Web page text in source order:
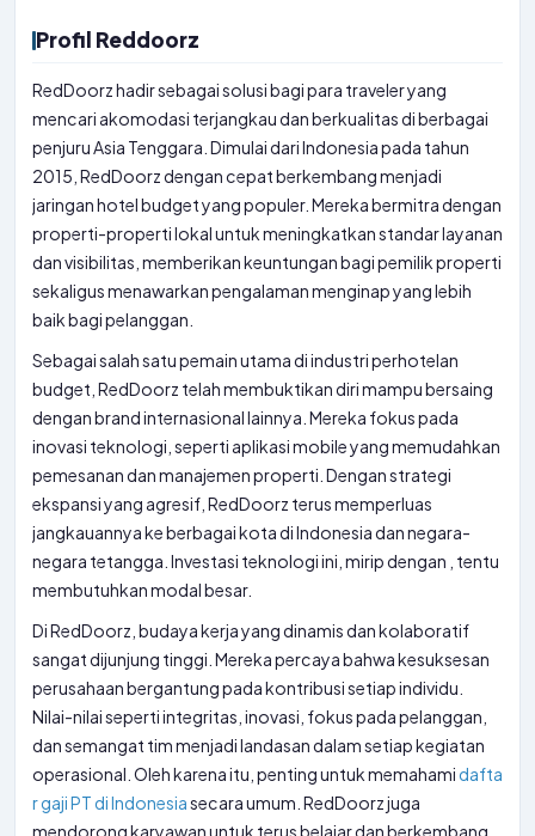
Profil Reddoorz
RedDoorz hadir sebagai solusi bagi para traveler yang
mencari akomodasi terjangkau dan berkualitas di berbagai
penjuru Asia Tenggara. Dimulai dari Indonesia pada tahun
2015, RedDoorz dengan cepat berkembang menjadi
jaringan hotel budget yang populer. Mereka bermitra dengan
properti-properti lokal untuk meningkatkan standar layanan
dan visibilitas, memberikan keuntungan bagi pemilik properti
sekaligus menawarkan pengalaman menginap yang lebih
baik bagi pelanggan.
Sebagai salah satu pemain utama di industri perhotelan
budget, RedDoorz telah membuktikan diri mampu bersaing
dengan brand internasional lainnya. Mereka fokus pada
inovasi teknologi, seperti aplikasi mobile yang memudahkan
pemesanan dan manajemen properti. Dengan strategi
ekspansi yang agresif, RedDoorz terus memperluas
jangkauannya ke berbagai kota di Indonesia dan negara-
negara tetangga. Investasi teknologi ini, mirip dengan , tentu
membutuhkan modal besar.
Di RedDoorz, budaya kerja yang dinamis dan kolaboratif
sangat dijunjung tinggi. Mereka percaya bahwa kesuksesan
perusahaan bergantung pada kontribusi setiap individu.
Nilai-nilai seperti integritas, inovasi, fokus pada pelanggan,
dan semangat tim menjadi landasan dalam setiap kegiatan
operasional. Oleh karena itu, penting untuk memahami dafta
r gaji PT di Indonesiasecara umum. RedDoorz juga
mendorong karyawan untuk terus belajar dan berkembang,